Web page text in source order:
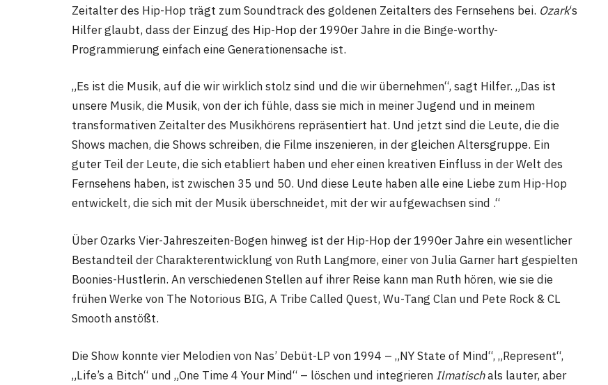
Zeitalter des Hip-Hop trägt zum Soundtrack des goldenen Zeitalters des Fernsehens bei. Ozark‘s
Hilfer glaubt, dass der Einzug des Hip-Hop der 1990er Jahre in die Binge-worthy-
Programmierung einfach eine Generationensache ist.
„Es ist die Musik, auf die wir wirklich stolz sind und die wir übernehmen“, sagt Hilfer. „Das ist
unsere Musik, die Musik, von der ich fühle, dass sie mich in meiner Jugend und in meinem
transformativen Zeitalter des Musikhörens repräsentiert hat. Und jetzt sind die Leute, die die
Shows machen, die Shows schreiben, die Filme inszenieren, in der gleichen Altersgruppe. Ein
guter Teil der Leute, die sich etabliert haben und eher einen kreativen Einfluss in der Welt des
Fernsehens haben, ist zwischen 35 und 50. Und diese Leute haben alle eine Liebe zum Hip-Hop
entwickelt, die sich mit der Musik überschneidet, mit der wir aufgewachsen sind .“
Über Ozarks Vier-Jahreszeiten-Bogen hinweg ist der Hip-Hop der 1990er Jahre ein wesentlicher
Bestandteil der Charakterentwicklung von Ruth Langmore, einer von Julia Garner hart gespielten
Boonies-Hustlerin. An verschiedenen Stellen auf ihrer Reise kann man Ruth hören, wie sie die
frühen Werke von The Notorious BIG, A Tribe Called Quest, Wu-Tang Clan und Pete Rock & CL
Smooth anstößt.
Die Show konnte vier Melodien von Nas’ Debüt-LP von 1994 – „NY State of Mind“, „Represent“,
„Life’s a Bitch“ und „One Time 4 Your Mind“ – löschen und integrieren Ilmatischals lauter, aber